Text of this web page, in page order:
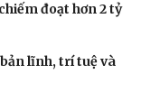
đoạt hơn 2 tỷ
lĩnh, trí tuệ và